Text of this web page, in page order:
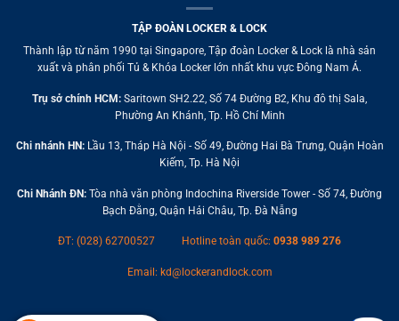
TẬP ĐOÀN LOCKER & LOCK
Thành lập từ năm 1990 tại Singapore, Tập đoàn Locker & Lock là nhà sản
xuất và phân phối Tủ & Khóa Locker lớn nhất khu vực Đông Nam Á.
Trụ sở chính HCM: Saritown SH2.22, Số 74 Đường B2, Khu đô thị Sala,
Phường An Khánh, Tp. Hồ Chí Minh
Chi nhánh HN:Lầu 13, Tháp Hà Nội - Số 49, Đường Hai Bà Trưng, Quận Hoàn
Kiếm, Tp. Hà Nội
Chi Nhánh ĐN: Tòa nhà văn phòng Indochina Riverside Tower - Số 74, Đường
Bạch Đằng, Quận Hải Châu, Tp. Đà Nẵng
ĐT: (028) 62700527 Hotline toàn quốc: 0938 989 276
Email: kd@lockerandlock.com